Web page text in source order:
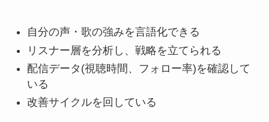
自分の声・歌の強みを言語化できる
リスナー層を分析し、戦略を立てられる
配信データ(視聴時間、フォロー率)を確認して
いる
改善サイクルを回している